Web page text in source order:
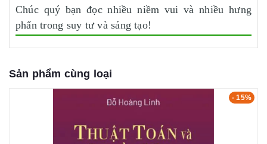
Chúc quý bạn đọc nhiều niềm vui và nhiều hưng
phấn trong suy tư và sáng tạo!
Sản phẩm cùng loại
- 15%